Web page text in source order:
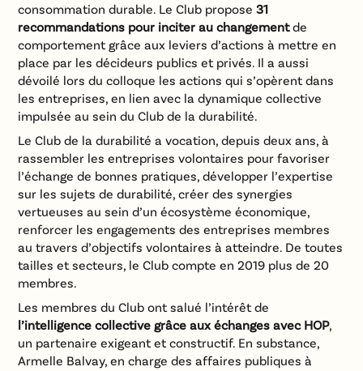
consommation durable. Le Club propose31
recommandations pour inciter au changementde
comportement grâce aux leviers d’actions à mettre en
place par les décideurs publics et privés. Il a aussi
dévoilé lors du colloque les actions qui s’opèrent dans
les entreprises, en lien avec la dynamique collective
impulsée au sein du Club de la durabilité.
Le Club de la durabilité a vocation, depuis deux ans, à
rassembler les entreprises volontaires pour favoriser
l’échange de bonnes pratiques, développer l’expertise
sur les sujets de durabilité, créer des synergies
vertueuses au sein d’un écosystème économique,
renforcer les engagements des entreprises membres
au travers d’objectifs volontaires à atteindre. De toutes
tailles et secteurs, le Club compte en 2019 plus de 20
membres.
Les membres du Club ont salué l’intérêt de
l’intelligence collective grâce aux échanges avec HOP,
un partenaire exigeant et constructif. En substance,
Armelle Balvay, en charge des affaires publiques à